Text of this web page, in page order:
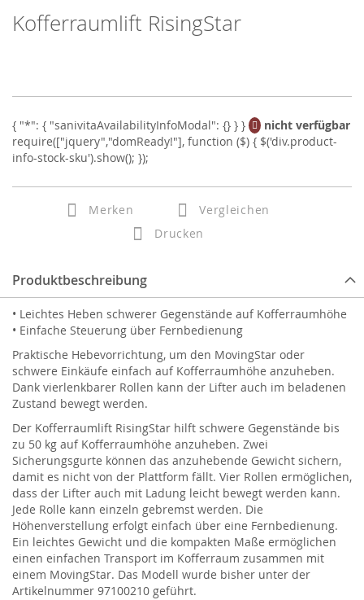
Skip
to
the
images
gallery
Kofferraumlift RisingStar
nicht verfügbar
Merken
Vergleichen
Drucken
Produktbeschreibung
• Leichtes Heben schwerer Gegenstände auf Kofferraumhöhe
• Einfache Steuerung über Fernbedienung
Praktische Hebevorrichtung, um den MovingStar oder
schwere Einkäufe einfach auf Kofferraumhöhe anzuheben.
Dank vierlenkbarer Rollen kann der Lifter auch im beladenen
Zustand bewegt werden.
Der Kofferraumlift RisingStar hilft schwere Gegenstände bis
zu 50 kg auf Kofferraumhöhe anzuheben. Zwei
Sicherungsgurte können das anzuhebende Gewicht sichern,
damit es nicht von der Plattform fällt. Vier Rollen ermöglichen,
dass der Lifter auch mit Ladung leicht bewegt werden kann.
Jede Rolle kann einzeln gebremst werden. Die
Höhenverstellung erfolgt einfach über eine Fernbedienung.
Ein leichtes Gewicht und die kompakten Maße ermöglichen
einen einfachen Transport im Kofferraum zusammen mit
einem MovingStar. Das Modell wurde bisher unter der
Artikelnummer 97100210 geführt.